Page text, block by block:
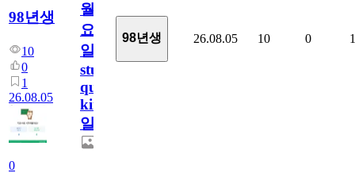
98년생
10
0
1
26.08.05
0
월
요
일/English
study
quiz
king776
일
98년생 26.08.05 10 0 1